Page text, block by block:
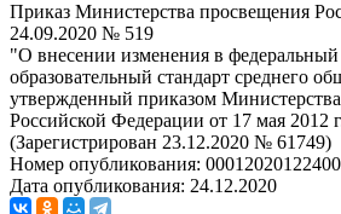
Приказ Министерства просвещения
24.09.2020 № 519
"О внесении изменения в федеральный
образовательный стандарт среднего
утвержденный приказом
Российской Федерации от 17 мая 2012
(Зарегистрирован 23.12.2020 № 61749)
Номер опубликования:
Дата опубликования: 24.12.2020